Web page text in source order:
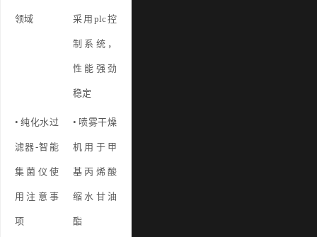
领域 采用plc控
制系统，
性能强劲
稳定
• 纯化水过
滤器-智能
集菌仪使
用注意事
项
• 喷雾干燥
机用于甲
基丙烯酸
缩水甘油
酯